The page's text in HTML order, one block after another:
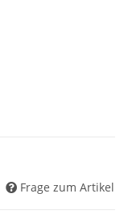
Frage zum Artikel